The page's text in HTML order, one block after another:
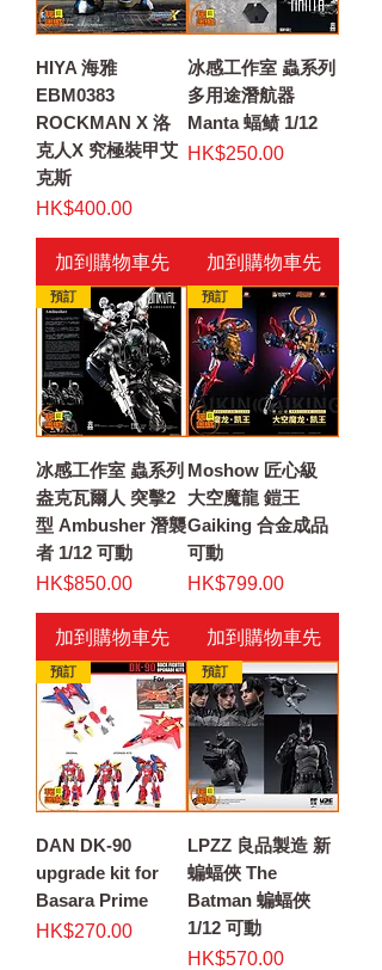
HIYA 海雅
EBM0383
ROCKMAN X 洛
克人X 究極裝甲艾
克斯
價格
HK$400.00
加到購物車先
冰感工作室 蟲系列
多用途潛航器
Manta 蝠鲼 1/12
價格
HK$250.00
加到購物車先
預訂
冰感工作室 蟲系列
盎克瓦爾人 突擊2
型 Ambusher 潛襲
者 1/12 可動
價格
HK$850.00
加到購物車先
預訂
Moshow 匠心級
大空魔龍 鎧王
Gaiking 合金成品
可動
價格
HK$799.00
加到購物車先
預訂
DAN DK-90
upgrade kit for
Basara Prime
價格
HK$270.00
預訂
LPZZ 良品製造 新
蝙蝠俠 The
Batman 蝙蝠俠
1/12 可動
價格
HK$570.00